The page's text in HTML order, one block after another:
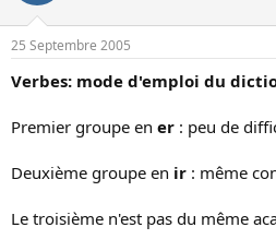
25 Septembre 2005
Verbes: mode d'emploi du
Premier groupe en er : peu de
Deuxième groupe en ir : même
Le troisième n'est pas du même